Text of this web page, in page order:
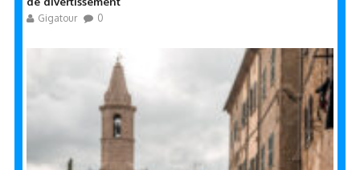
Gigatour 0